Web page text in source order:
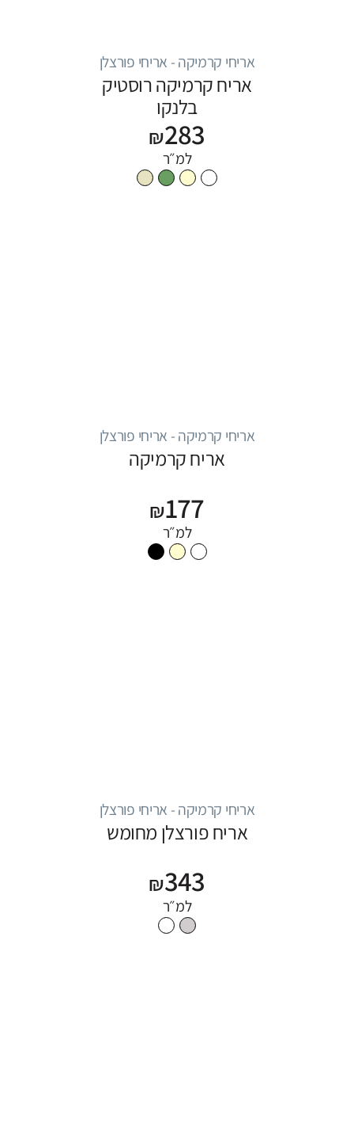
אריחי קרמיקה - אריחי פורצלן
אריח קרמיקה רוסטיק
בלנקו
₪283
למ״ר
אריחי קרמיקה - אריחי פורצלן
אריח קרמיקה
₪177
למ״ר
אריחי קרמיקה - אריחי פורצלן
אריח פורצלן מחומש
₪343
למ״ר